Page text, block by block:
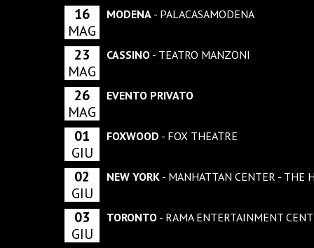
16
MAG
MODENA - PALACASAMODENA
23
MAG
CASSINO - TEATRO MANZONI
26
MAG
EVENTO PRIVATO
01
GIU
FOXWOOD - FOX THEATRE
02
GIU
NEW YORK - MANHATTAN CENTER - THE
03
GIU
TORONTO - RAMA ENTERTAINMENT